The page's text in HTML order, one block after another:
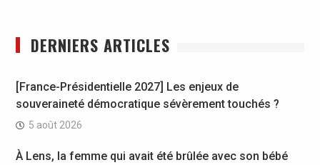
DERNIERS ARTICLES
[France-Présidentielle 2027] Les enjeux de
souveraineté démocratique sévèrement touchés ?
5 août 2026
À Lens, la femme qui avait été brûlée avec son bébé